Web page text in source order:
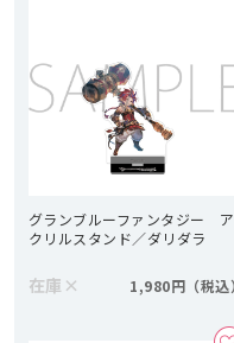
グランブルーファンタジー ア
クリルスタンド／ダリダラ
在庫 × 1,980円